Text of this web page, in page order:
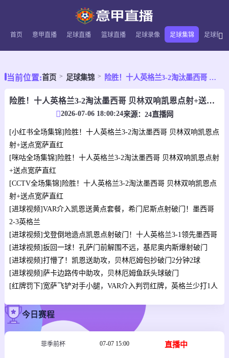
首页 意甲直播 足球直播 篮球直播 足球录像 足球集锦 足球新闻
当前位置:首页 足球集锦 险胜！十人英格兰3-2淘汰墨西哥 贝林双响凯恩点射+送点宽萨直红
险胜！十人英格兰3-2淘汰墨西哥 贝林双响凯恩点射+送点宽萨直红
2026-07-06 18:00:24来源： 24直播网
[小红书全场集锦]险胜！十人英格兰3-2淘汰墨西哥 贝林双响凯恩点
射+送点宽萨直红
[咪咕全场集锦]险胜！十人英格兰3-2淘汰墨西哥 贝林双响凯恩点射
+送点宽萨直红
[CCTV全场集锦]险胜！十人英格兰3-2淘汰墨西哥 贝林双响凯恩点
射+送点宽萨直红
[进球视频]VAR介入凯恩送黄点套餐，希门尼斯点射破门！墨西哥
2-3英格兰
[进球视频]戈登倒地造点凯恩点射破门！十人英格兰3-1领先墨西哥
[进球视频]扳回一球！孔萨门前解围不远，基尼奥内斯爆射破门
[进球视频]打懵了！凯恩送助攻，贝林厄姆包抄破门2分钟2球
[进球视频]萨卡边路传中助攻，贝林厄姆鱼跃头球破门
[红牌罚下]宽萨飞铲对手小腿，VAR介入判罚红牌，英格兰少打1人
今日赛程
菲季前杯 07-07 15:00 直播中